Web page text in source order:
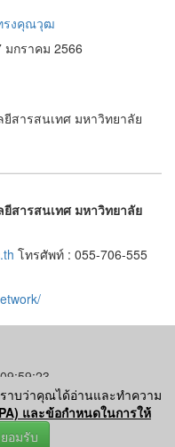
รงคุณวุฒ
มกราคม 2566
าบว่าคุณได้อ่านและทำความ
และข้อกำหนดในการให้
ยอมรับ
สารสนเทศ มหาวิทยาลัย
สารสนเทศ มหาวิทยาลัย
โทรศัพท์ : 055-706-555
Version 2.112